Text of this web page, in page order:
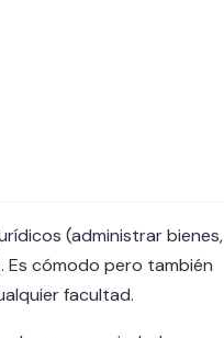
(administrar bienes,
cómodo pero también
facultad.